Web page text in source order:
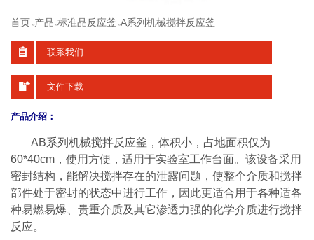
首页 >>产品 >>标准品反应釜 >>A系列机械搅拌反应釜
联系我们
文件下载
产品介绍：
AB系列机械搅拌反应釜，体积小，占地面积仅为
60*40cm，使用方便，适用于实验室工作台面。该设备采用
密封结构，能解决搅拌存在的泄露问题，使整个介质和搅拌
部件处于密封的状态中进行工作，因此更适合用于各种适各
种易燃易爆、贵重介质及其它渗透力强的化学介质进行搅拌
反应。